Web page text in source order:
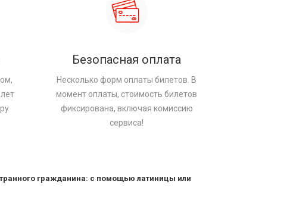
Безопасная оплата
Несколько форм оплаты билетов. В
момент оплаты, стоимость билетов
фиксирована, включая комиссию
сервиса!
гражданина: с помощью латиницы или